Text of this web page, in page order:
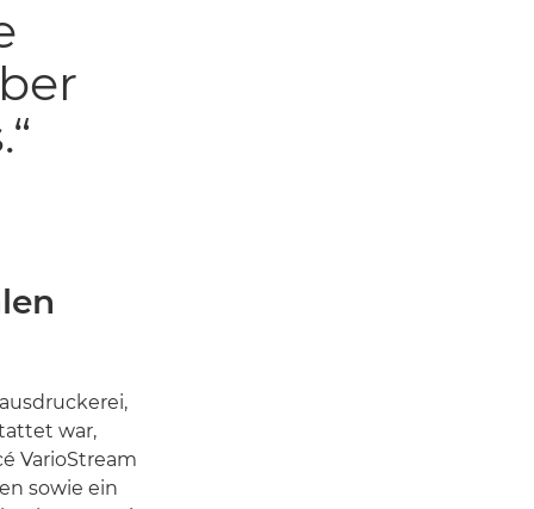
war,
VarioStream
sowie ein